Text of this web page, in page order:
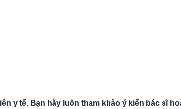
y tế. Bạn hãy luôn tham khảo ý kiến bác sĩ